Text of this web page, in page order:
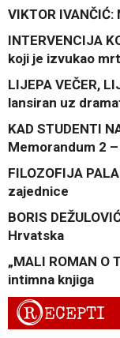
VIKTOR
INTERVENCIJA
koji je izvukao
LIJEPA VEČER,
lansiran uz
KAD STUDENTI
Memorandum 2
FILOZOFIJA
zajednice
BORIS
Hrvatska
„MALI ROMAN O
intimna knjiga
RECEPTI